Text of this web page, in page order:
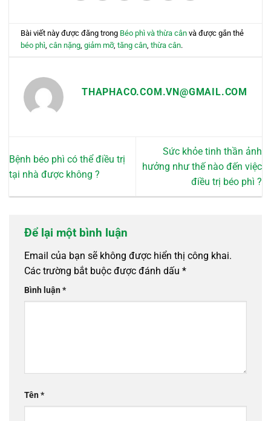
Bài viết này được đăng trong Béo phì và thừa cân và được gắn thẻ
béo phì,cân nặng,giảm mỡ,tăng cân,thừa cân.
THAPHACO.COM.VN@GMAIL.COM
Bệnh béo phì có thể điều trị
tại nhà được không ?
Sức khỏe tinh thần ảnh
hưởng như thế nào đến việc
điều trị béo phì ?
Để lại một bình luận
Email của bạn sẽ không được hiển thị công khai.
Các trường bắt buộc được đánh dấu *
Bình luận*
Tên*